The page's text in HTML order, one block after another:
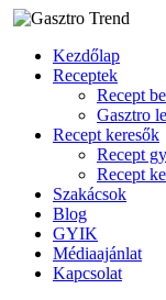
Kezdőlap
Receptek
Recept
Gasztro
Recept keresők
Recept
Recept
Szakácsok
Blog
GYIK
Médiaajánlat
Kapcsolat